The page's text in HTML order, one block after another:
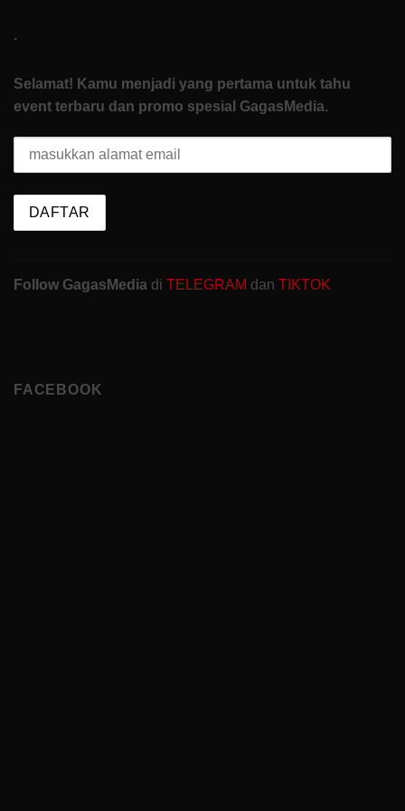
.
Selamat! Kamu menjadi yang pertama untuk tahu
event terbaru dan promo spesial GagasMedia.
Follow GagasMedia di TELEGRAM dan TIKTOK
FACEBOOK